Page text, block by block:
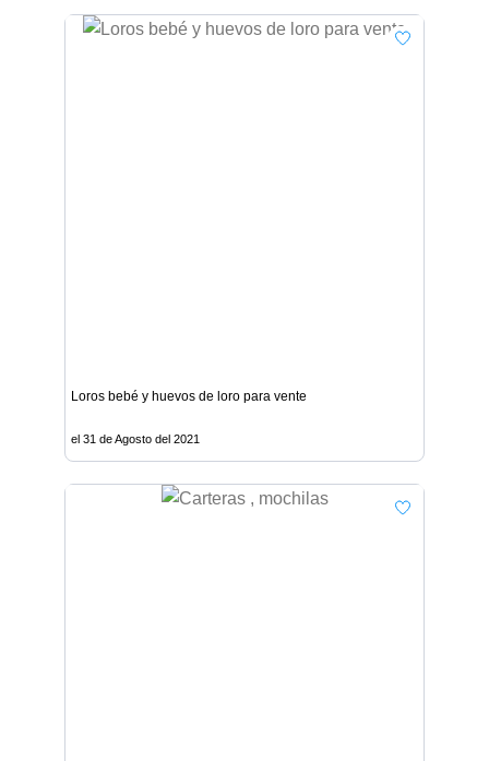
Loros bebé y huevos de loro para vente
el 31 de Agosto del 2021